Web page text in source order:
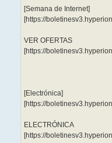
[Semana de Internet]
[https://
VER OFERTAS
[https://
[Electrónica]
[https://
ELECTRÓNICA
[https://